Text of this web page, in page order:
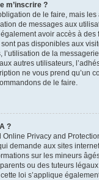
m’inscrire ?
de le faire, mais
de messages aux
avoir accès à des
pas disponibles aux
l’utilisation de la
autres utilisateurs,
ne vous prend qu’un
de le faire.
?
Online Privacy and
demande aux sites
sur les mineurs
ou des tuteurs
loi s’applique